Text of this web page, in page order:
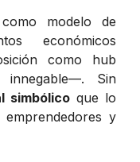
modelo de
económicos
como hub
Sin
simbólico que lo
y